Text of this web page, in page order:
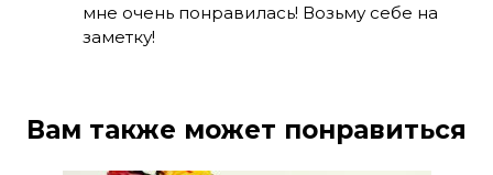
мне очень понравилась! Возьму себе на
заметку!
Вам также может понравиться